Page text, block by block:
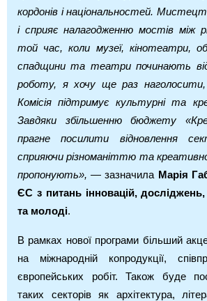
кордонів і національностей.
і сприяє налагодженню мостів між
той час, коли музеї, кінотеатри,
спадщини та театри починають
роботу, я хочу ще раз
Комісія підтримує культурні та
Завдяки збільшенню бюджету
прагне посилити відновлення
сприяючи різноманіттю та
пропонують»,— зазначила Марія
ЄС з питань інновацій, досліджень,
та молоді.
В рамках нової програми більший
на міжнародній копродукції,
європейських робіт. Також буде
таких секторів як архітектура,